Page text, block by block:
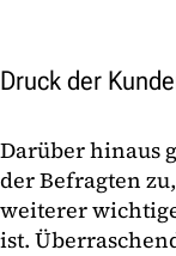
Druck der
Darüber hinaus
der Befragten
weiterer
ist.